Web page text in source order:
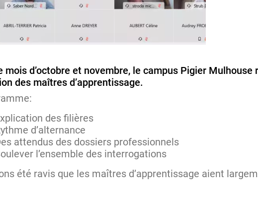
mois d’octobre et novembre, le campus Pigier
des maîtres d’apprentissage.
des filières
d’alternance
attendus des dossiers professionnels
l’ensemble des interrogations
été ravis que les maîtres d’apprentissage aient